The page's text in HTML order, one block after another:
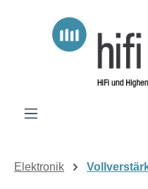
Zum Hauptinhalt springen
Elektronik